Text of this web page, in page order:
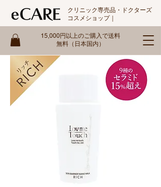
15,000円以上のご購入で送料
無料（日本国内）
クリニック専売品・ドクターズ
コスメショップ｜